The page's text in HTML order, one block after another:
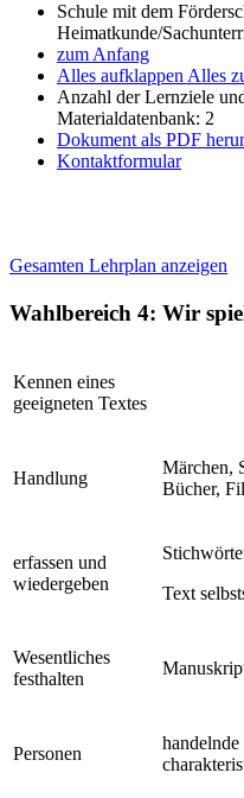
Schule mit dem
Heimatkunde/
zum Anfang
Alles aufklappen Alles
Anzahl der Lernziele
Materialdatenbank: 2
Dokument als PDF
Kontaktformular
Gesamten Lehrplan anzeigen
Wahlbereich 4: Wir
Kennen eines
geeigneten Textes
Handlung
Märchen,
Bücher,
erfassen und
wiedergeben
Text
Wesentliches
festhalten
Personen
handelnde